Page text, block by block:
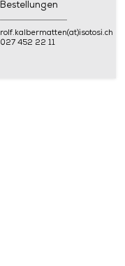
Bestellungen
rolf.kalbermatten(at)isotosi.ch
027 452 22 11